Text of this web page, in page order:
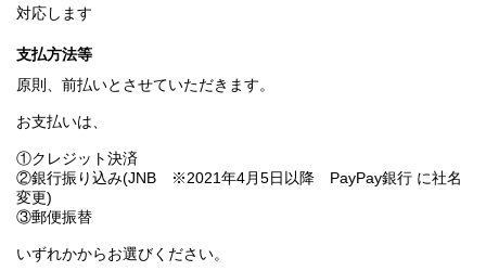
対応します
支払方法等
原則、前払いとさせていただきます。
お支払いは、
①クレジット決済
②銀行振り込み(JNB ※2021年4月5日以降 PayPay銀行 に社名
変更)
③郵便振替
いずれかからお選びください。